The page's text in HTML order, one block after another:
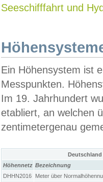
Seeschifffahrt und
Ein Höhensystem ist
Messpunkten.
Im 19. Jahrhundert
etabliert, an welchen
zentimetergenau
Höhennetz Bezeichnung
DHHN2016
Meter über